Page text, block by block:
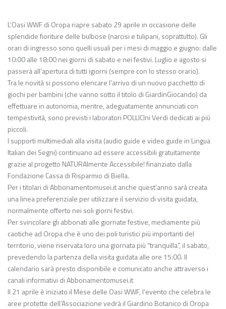
L’Oasi WWF di Oropa riapre sabato 29 aprile in occasione delle
splendide fioriture delle bulbose (narcisi e tulipani, soprattutto). Gli
orari di ingresso sono quelli usuali per i mesi di maggio e giugno: dalle
10:00 alle 18:00 nei giorni di sabato e nei festivi. Luglio e agosto si
passerà all’apertura di tutti igiorni (sempre con lo stesso orario).
Tra le novità si possono elencare l’arrivo di un nuovo pacchetto di
giochi per bambini (che vanno sotto il titolo di GiardinGiocando) da
effettuare in autonomia, mentre, adeguatamente annunciati con
tempestività, sono previsti i laboratori POLLICIni Verdi dedicati ai più
piccoli.
I supporti multimediali alla visita (audio guide e video guide in Lingua
Italian dei Segni) continuano ad essere accessibili gratuitamente
grazie al progetto NATURAlmente Accessibile! finanziato dalla
Fondazione Cassa di Risparmio di Biella.
Per i titolari di Abbonamentomusei.it anche quest’anno sarà creata
una linea preferenziale per utilizzare il servizio di visita guidata,
normalmente offerto nei soli giorni festivi.
Per svincolare gli abbonati alle giornate festive, mediamente più
caotiche ad Oropa che è uno dei poli turistici più importanti del
territorio, viene riservata loro una giornata più “tranquilla”, il sabato,
prevedendo la partenza della visita guidata alle ore 15:00. Il
calendario sarà presto disponibile e comunicato anche attraverso i
canali informativi di Abbonamentomusei.it
Il 21 aprile è iniziato il Mese delle Oasi WWF, l’evento che celebra le
aree protette dell’Associazione vedrà il Giardino Botanico di Oropa